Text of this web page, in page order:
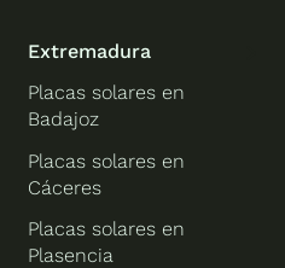
Extremadura
Placas solares en
Badajoz
Placas solares en
Cáceres
Placas solares en
Plasencia